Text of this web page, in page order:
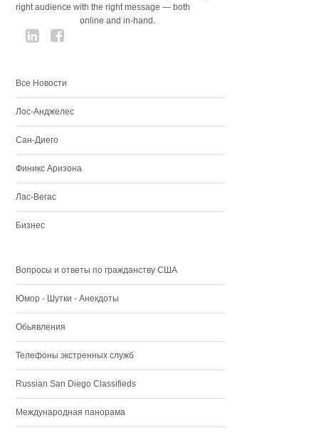
right audience with the right message — both
online and in-hand.
Все Новости
Лос-Анджелес
Сан-Диего
Финикс Аризона
Лас-Вегас
Бизнес
Вопросы и ответы по гражданству США
Юмор - Шутки - Анекдоты
Обьявления
Телефоны экстренных служб
Russian San Diego Classifieds
Международная панорама